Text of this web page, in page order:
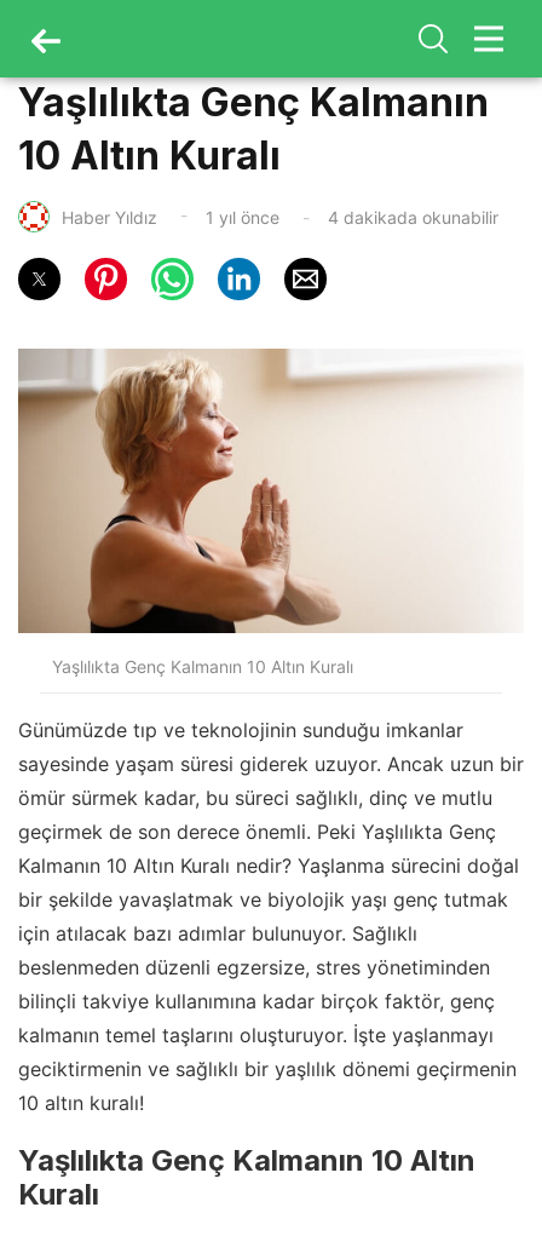
Yaşlılıkta Genç Kalmanın
10 Altın Kuralı
Haber Yıldız 1 yıl önce 4 dakikada okunabilir
Yaşlılıkta Genç Kalmanın 10 Altın Kuralı
Günümüzde tıp ve teknolojinin sunduğu imkanlar
sayesinde yaşam süresi giderek uzuyor. Ancak uzun bir
ömür sürmek kadar, bu süreci sağlıklı, dinç ve mutlu
geçirmek de son derece önemli. Peki Yaşlılıkta Genç
Kalmanın 10 Altın Kuralı nedir? Yaşlanma sürecini doğal
bir şekilde yavaşlatmak ve biyolojik yaşı genç tutmak
için atılacak bazı adımlar bulunuyor. Sağlıklı
beslenmeden düzenli egzersize, stres yönetiminden
bilinçli takviye kullanımına kadar birçok faktör, genç
kalmanın temel taşlarını oluşturuyor. İşte yaşlanmayı
geciktirmenin ve sağlıklı bir yaşlılık dönemi geçirmenin
10 altın kuralı!
Yaşlılıkta Genç Kalmanın 10 Altın
Kuralı